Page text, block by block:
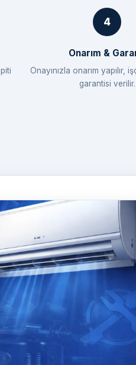
Onarım &
Onayınızla onarım yapılır,
garantisi verilir.